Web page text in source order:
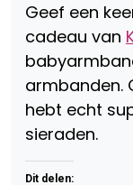
Geef een
cadeau van
armbanden.
hebt echt
sieraden.
Dit delen: